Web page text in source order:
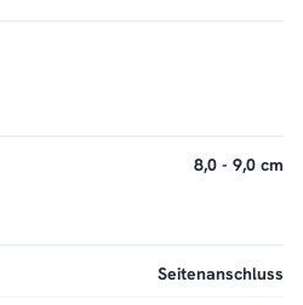
8,0 - 9,0 cm
Seitenanschluss